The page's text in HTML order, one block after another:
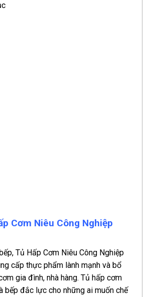
Cơm Niêu Công Nghiệp
Tủ Hấp Cơm Niêu Công Nghiệp
cấp thực phẩm lành mạnh và bổ
gia đình, nhà hàng. Tủ hấp cơm
bếp đắc lực cho những ai muốn chế